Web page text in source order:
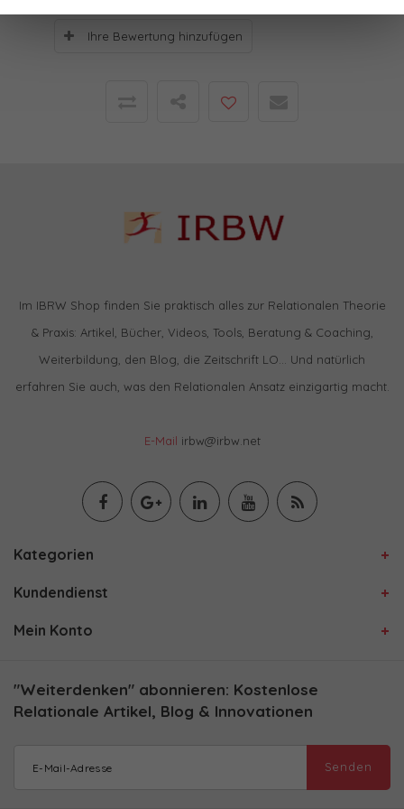
Ihre Bewertung hinzufügen
Im IBRW Shop finden Sie praktisch alles zur Relationalen Theorie
& Praxis: Artikel, Bücher, Videos, Tools, Beratung & Coaching,
Weiterbildung, den Blog, die Zeitschrift LO… Und natürlich
erfahren Sie auch, was den Relationalen Ansatz einzigartig macht.
E-Mail irbw@irbw.net
Kategorien
Kundendienst
Mein Konto
"Weiterdenken" abonnieren: Kostenlose
Relationale Artikel, Blog & Innovationen
Senden